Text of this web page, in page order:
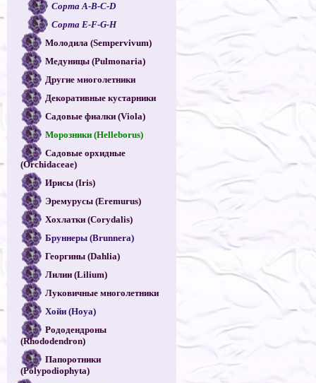
Сорта A-B-C-D
Сорта E-F-G-H
Молодила (Sempervivum)
Медуницы (Pulmonaria)
Другие многолетники
Декоративные кустарники
Садовые фиалки (Viola)
Морозники (Helleborus)
Садовые орхидные
(Orchidaceae)
Ирисы (Iris)
Эремурусы (Eremurus)
Хохлатки (Corydalis)
Бруннеры (Brunnera)
Георгины (Dahlia)
Лилии (Lilium)
Луковичные многолетники
Хойи (Hoya)
Рододендроны
(Rhododendron)
Папоротники
(Polypodiophyta)